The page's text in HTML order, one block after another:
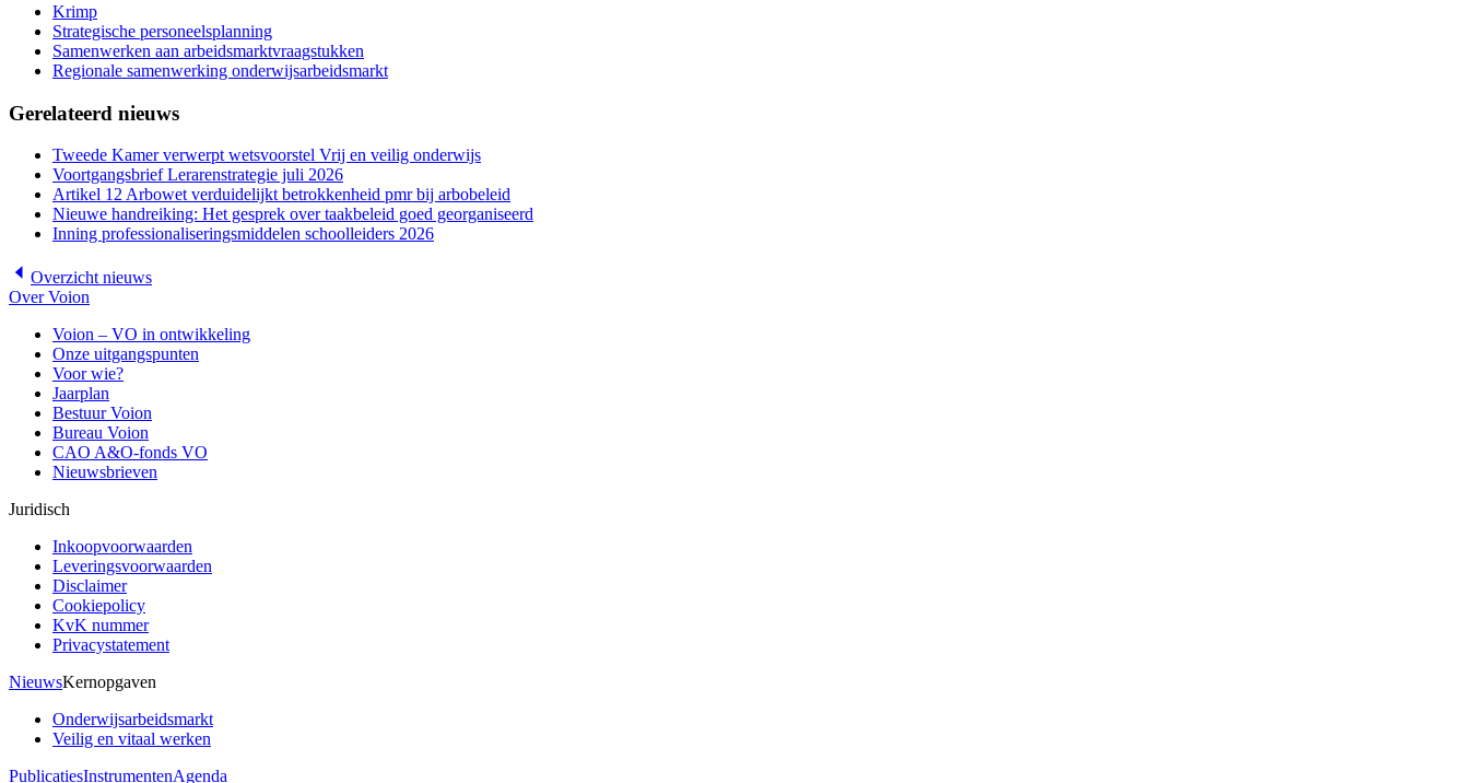
Krimp
Strategische personeelsplanning
Samenwerken aan arbeidsmarktvraagstukken
Regionale samenwerking onderwijsarbeidsmarkt
Gerelateerd nieuws
Tweede Kamer verwerpt wetsvoorstel Vrij en veilig onderwijs
Voortgangsbrief Lerarenstrategie juli 2026
Artikel 12 Arbowet verduidelijkt betrokkenheid pmr bij arbobeleid
Nieuwe handreiking: Het gesprek over taakbeleid goed georganiseerd
Inning professionaliseringsmiddelen schoolleiders 2026
Overzicht nieuws
Over Voion
Voion – VO in ontwikkeling
Onze uitgangspunten
Voor wie?
Jaarplan
Bestuur Voion
Bureau Voion
CAO A&O-fonds VO
Nieuwsbrieven
Juridisch
Inkoopvoorwaarden
Leveringsvoorwaarden
Disclaimer
Cookiepolicy
KvK nummer
Privacystatement
NieuwsKernopgaven
Onderwijsarbeidsmarkt
Veilig en vitaal werken
PublicatiesInstrumentenAgenda